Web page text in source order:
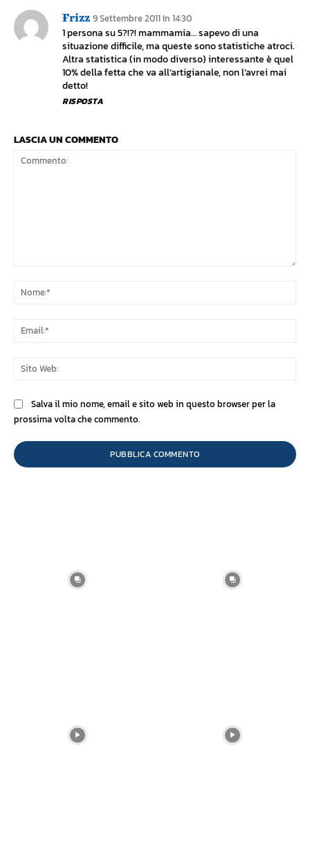
Frizz 9 Settembre 2011 In 14:30
1 persona su 5?!?! mammamia… sapevo di una
situazione difficile, ma queste sono statistiche atroci.
Altra statistica (in modo diverso) interessante è quel
10% della fetta che va all’artigianale, non l’avrei mai
detto!
RISPOSTA
LASCIA UN COMMENTO
Salva il mio nome, email e sito web in questo browser per la
prossima volta che commento.